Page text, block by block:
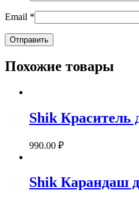
Email *
Похожие товары
Shik Краситель
990.00 ₽
Shik Карандаш